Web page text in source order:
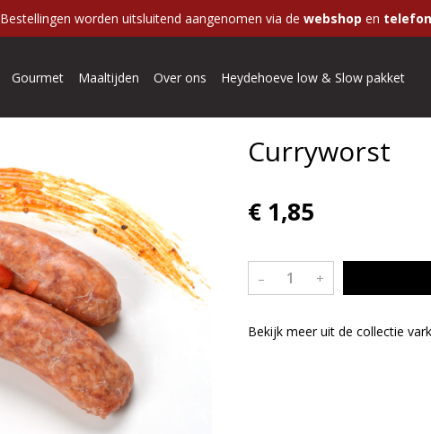
Bestellingen worden uitsluitend aangenomen via de webshop en
Gourmet Maaltijden Over ons Heydehoeve low & Slow pakket
Curryworst
€ 1,85
– +
Bekijk meer uit de collectie